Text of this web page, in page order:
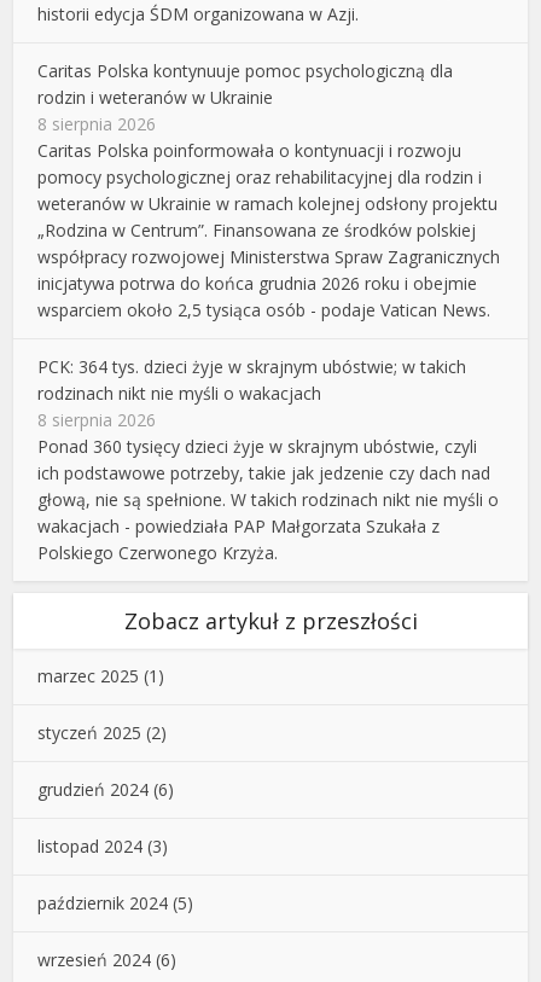
historii edycja ŚDM organizowana w Azji.
Caritas Polska kontynuuje pomoc psychologiczną dla
rodzin i weteranów w Ukrainie
8 sierpnia 2026
Caritas Polska poinformowała o kontynuacji i rozwoju
pomocy psychologicznej oraz rehabilitacyjnej dla rodzin i
weteranów w Ukrainie w ramach kolejnej odsłony projektu
„Rodzina w Centrum”. Finansowana ze środków polskiej
współpracy rozwojowej Ministerstwa Spraw Zagranicznych
inicjatywa potrwa do końca grudnia 2026 roku i obejmie
wsparciem około 2,5 tysiąca osób - podaje Vatican News.
PCK: 364 tys. dzieci żyje w skrajnym ubóstwie; w takich
rodzinach nikt nie myśli o wakacjach
8 sierpnia 2026
Ponad 360 tysięcy dzieci żyje w skrajnym ubóstwie, czyli
ich podstawowe potrzeby, takie jak jedzenie czy dach nad
głową, nie są spełnione. W takich rodzinach nikt nie myśli o
wakacjach - powiedziała PAP Małgorzata Szukała z
Polskiego Czerwonego Krzyża.
Zobacz artykuł z przeszłości
marzec 2025 (1)
styczeń 2025 (2)
grudzień 2024 (6)
listopad 2024 (3)
październik 2024 (5)
wrzesień 2024 (6)